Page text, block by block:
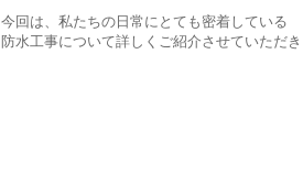
今回は、私たちの日常にとても密着している
防水工事について詳しくご紹介させていただ